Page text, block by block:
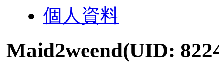
個人資料
Maid2weend(UID: